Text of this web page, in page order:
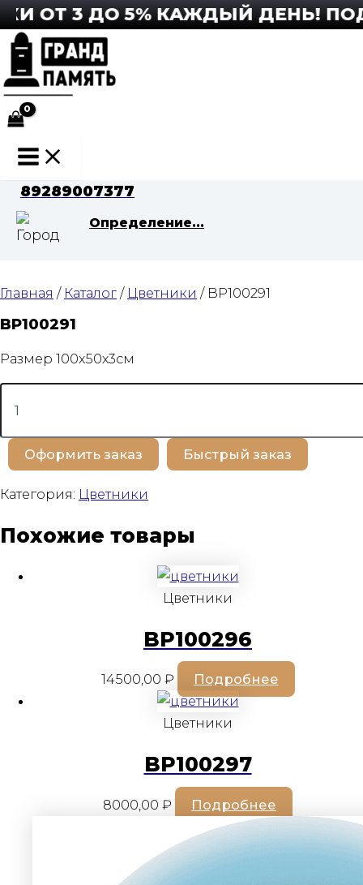
Перейти
к
содержимому
ОТ 3 ДО 5% КАЖДЫЙ ДЕНЬ!
Main
Menu
89289007377
Определение...
Главная / Каталог / Цветники / BP100291
BP100291
Размер 100х50х3см
Количество
товара
Оформить заказ Быстрый заказ
Категория: Цветники
Похожие товары
Цветники
BP100296
14500,00 ₽ Подробнее
Цветники
BP100297
8000,00 ₽ Подробнее